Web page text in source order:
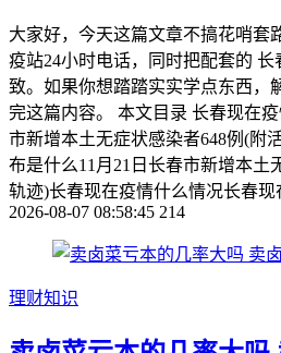
大家好，今天这篇文章不搞花哨套
疫站24小时电话，同时把配套的
致。如果你想踏踏实实学点东西，
完这篇内容。 本文目录 长春现在
市新增本土无症状感染者648例(附
布是什么11月21日长春市新增本土
轨迹)长春现在疫情什么情况长春现
2026-08-07 08:58:45 214
理财知识